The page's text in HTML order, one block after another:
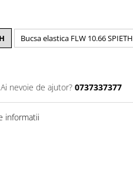
Bucsa elastica FLW 10.66 SPIETH
Ai nevoie de ajutor? 0737337377
informatii